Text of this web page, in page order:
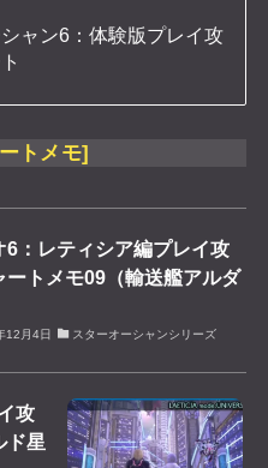
ャン6：体験版プレイ攻
トメモ]
6：レティシア編プレイ攻
ートメモ09（輸送艦アルダ
12月4日 スターオーシャンシリーズ
攻
ド星